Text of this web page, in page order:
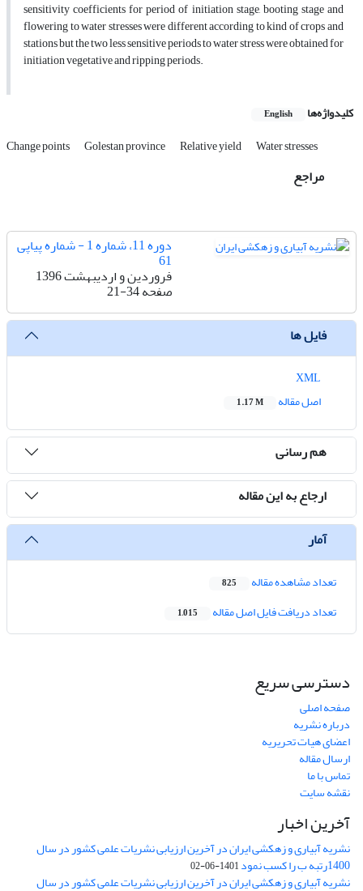
sensitivity coefficients for period of initiation stage, booting stage and
flowering to water stresses were different according to kind of crops and
stations but the two less sensitive periods to water stress were obtained for
initiation vegetative and ripping periods.
کلیدواژه‌ها English
Change points Golestan province Relative yield Water stresses
مراجع
دوره 11، شماره 1 - شماره پیاپی
61
فروردین و اردیبهشت 1396
صفحه21-34
فایل ها
اصل مقاله
1.17 M
هم رسانی
ارجاع به این مقاله
آمار
تعداد مشاهده مقاله 825
تعداد دریافت فایل اصل مقاله 1,015
دسترسی سریع
صفحه اصلی
درباره نشریه
اعضای هیات تحریریه
ارسال مقاله
تماس با ما
نقشه سایت
آخرین اخبار
نشریه آبیاری و زهکشی ایران در آخرین ارزیابی نشریات علمی کشور در سال
1400رتبه ب را کسب نمود 1401-06-02
نشریه آبیاری و زهکشی ایران در آخرین ارزیابی نشریات علمی کشور در سال